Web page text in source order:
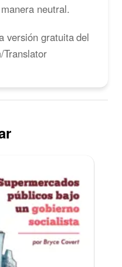
neutral.
versión gratuita del
Translator